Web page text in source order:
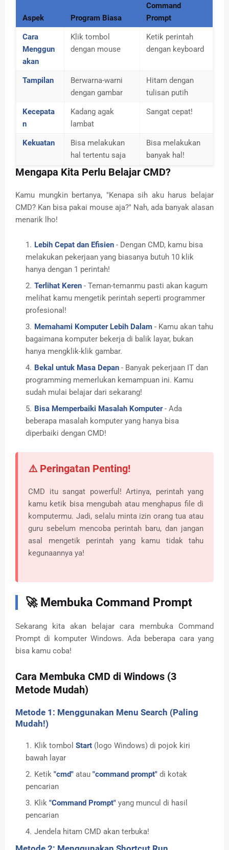
Aspek Program Biasa
Command
Prompt
Cara
Menggun
akan
Klik tombol
dengan mouse
Ketik perintah
dengan keyboard
Tampilan
Berwarna-warni
dengan gambar
Hitam dengan
tulisan putih
Kecepata
n
Kadang agak
lambat
Sangat cepat!
Kekuatan
Bisa melakukan
hal tertentu saja
Bisa melakukan
banyak hal!
Mengapa Kita Perlu Belajar CMD?
Kamu mungkin bertanya, "Kenapa sih aku harus belajar
CMD? Kan bisa pakai mouse aja?" Nah, ada banyak alasan
menarik lho!
Lebih Cepat dan Efisien - Dengan CMD, kamu bisa
melakukan pekerjaan yang biasanya butuh 10 klik
hanya dengan 1 perintah!
Terlihat Keren - Teman-temanmu pasti akan kagum
melihat kamu mengetik perintah seperti programmer
profesional!
Memahami Komputer Lebih Dalam - Kamu akan tahu
bagaimana komputer bekerja di balik layar, bukan
hanya mengklik-klik gambar.
Bekal untuk Masa Depan - Banyak pekerjaan IT dan
programming memerlukan kemampuan ini. Kamu
sudah mulai belajar dari sekarang!
Bisa Memperbaiki Masalah Komputer- Ada
beberapa masalah komputer yang hanya bisa
diperbaiki dengan CMD!
⚠️ Peringatan Penting!
CMD itu sangat powerful! Artinya, perintah yang
kamu ketik bisa mengubah atau menghapus file di
komputermu. Jadi, selalu minta izin orang tua atau
guru sebelum mencoba perintah baru, dan jangan
asal mengetik perintah yang kamu tidak tahu
kegunaannya ya!
🚀 Membuka Command Prompt
Sekarang kita akan belajar cara membuka Command
Prompt di komputer Windows. Ada beberapa cara yang
bisa kamu coba!
Cara Membuka CMD di Windows (3
Metode Mudah)
Metode 1: Menggunakan Menu Search (Paling
Mudah!)
Klik tombol Start (logo Windows) di pojok kiri
bawah layar
Ketik "cmd" atau "command prompt" di kotak
pencarian
Klik "Command Prompt" yang muncul di hasil
pencarian
Jendela hitam CMD akan terbuka!